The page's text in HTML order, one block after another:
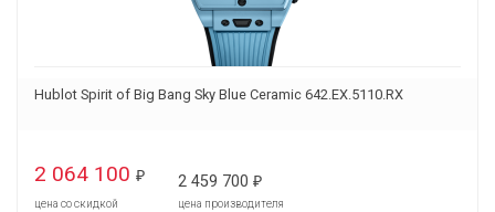
Hublot Spirit of Big Bang Sky Blue Ceramic 642.EX.5110.RX
2 064 100 ₽
цена со скидкой
2 459 700 ₽
цена производителя